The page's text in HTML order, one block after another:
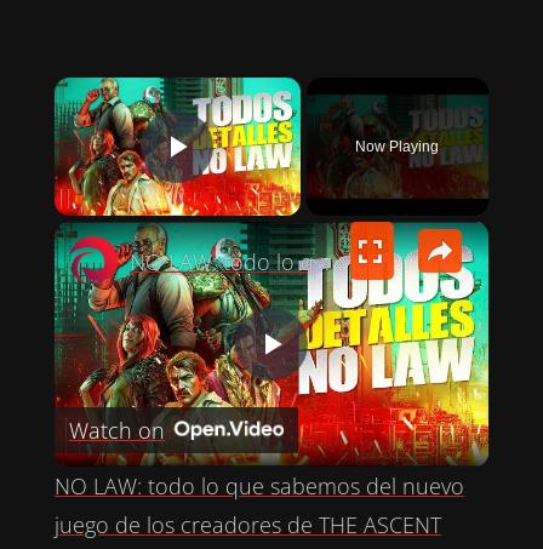
×
PLAY VIDEO
Now Playing
×
P
L
A
NO LAW: todo lo que sabemos del nuevo juego de los creadores de THE ASCENT
Watch on
NO LAW: todo lo que sabemos del nuevo
juego de los creadores de THE ASCENT